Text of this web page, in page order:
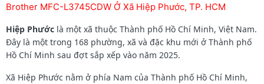
Brother MFC-L3745CDW Ở Xã Hiệp Phước, TP. HCM
Hiệp Phước là một xã thuộc Thành phố Hồ Chí Minh, Việt Nam.
Đây là một trong 168 phường, xã và đặc khu mới ở Thành phố
Hồ Chí Minh sau đợt sắp xếp vào năm 2025.
Xã Hiệp Phước nằm ở phía Nam của Thành phố Hồ Chí Minh,